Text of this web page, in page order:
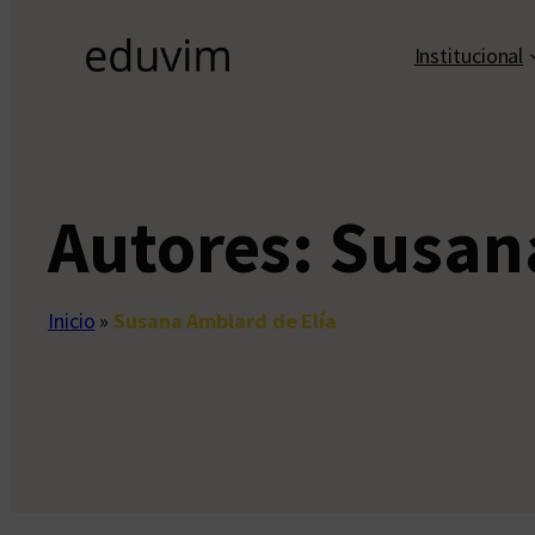
Institucional
Autores:
Inicio » Susana Amblard de Elía